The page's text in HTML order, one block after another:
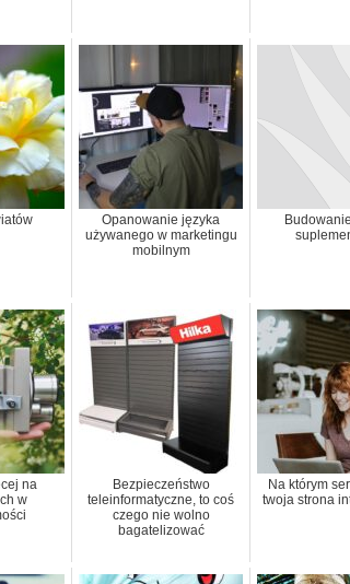
Opanowanie języka
używanego w marketingu
mobilnym
na
w
Bezpieczeństwo
teleinformatyczne, to coś
czego nie wolno
bagatelizować
Na którym
twoja strona